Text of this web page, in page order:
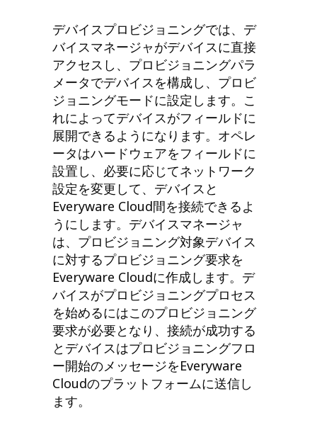
デバイスプロビジョニングでは、デ
バイスマネージャがデバイスに直接
アクセスし、プロビジョニングパラ
メータでデバイスを構成し、プロビ
ジョニングモードに設定します。こ
れによってデバイスがフィールドに
展開できるようになります。オペレ
ータはハードウェアをフィールドに
設置し、必要に応じてネットワーク
設定を変更して、デバイスと
Everyware Cloud間を接続できるよ
うにします。デバイスマネージャ
は、プロビジョニング対象デバイス
に対するプロビジョニング要求を
Everyware Cloudに作成します。デ
バイスがプロビジョニングプロセス
を始めるにはこのプロビジョニング
要求が必要となり、接続が成功する
とデバイスはプロビジョニングフロ
ー開始のメッセージをEveryware
Cloudのプラットフォームに送信し
ます。